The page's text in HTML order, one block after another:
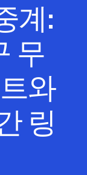
계:
무
와
링